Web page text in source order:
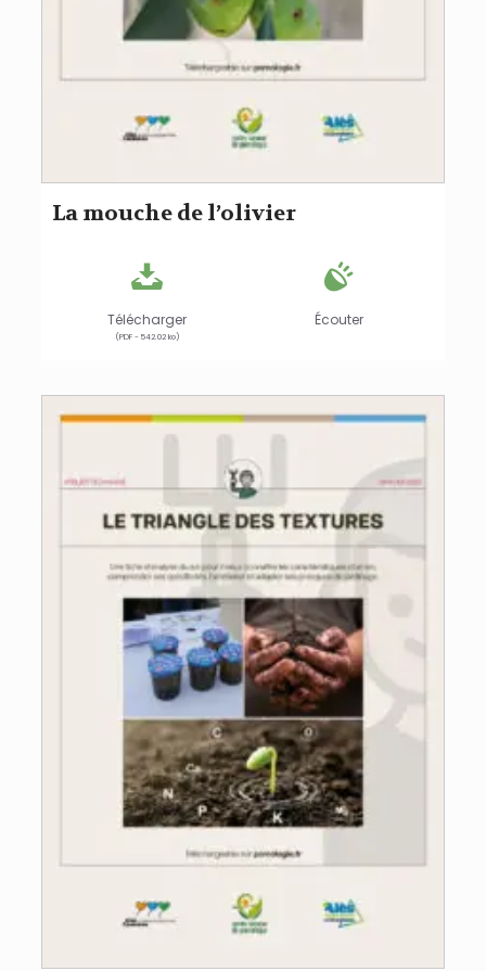
La mouche de l’olivier
Télécharger
(PDF - 542.02 ko)
Écouter